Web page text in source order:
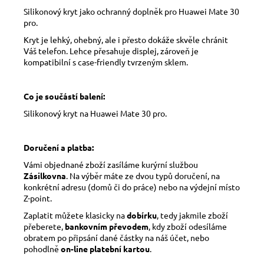
Silikonový kryt jako ochranný doplněk pro Huawei Mate 30
pro.
Kryt je lehký, ohebný, ale i přesto dokáže skvěle chránit
Váš telefon. Lehce přesahuje displej, zároveň je
kompatibilní s case-friendly tvrzeným sklem.
Co je součástí balení:
Silikonový kryt na Huawei Mate 30 pro.
Doručení a platba:
Vámi objednané zboží zasíláme kurýrní službou
Zásilkovna . Na výběr máte ze dvou typů doručení, na
konkrétní adresu (domů či do práce) nebo na výdejní místo
Z-point.
Zaplatit můžete klasicky nadobírku , tedy jakmile zboží
přeberete, bankovním převodem , kdy zboží odesíláme
obratem po připsání dané částky na náš účet, nebo
pohodlně on-line platební kartou